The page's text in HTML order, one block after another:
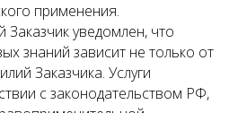
применения.
уведомлен, что
знаний зависит не только от
Заказчика. Услуги
с законодательством РФ,